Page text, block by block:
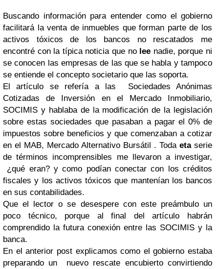
Buscando información para entender como el gobierno
facilitará la venta de inmuebles que forman parte de los
activos tóxicos de los bancos no rescatados me
encontré con la típica noticia que no lee nadie, porque ni
se conocen las empresas de las que se habla y tampoco
se entiende el concepto societario que las soporta.
El artículo se refería a las Sociedades Anónimas
Cotizadas de Inversión en el Mercado Inmobiliario,
SOCIMIS y hablaba de la modificación de la legislación
sobre estas sociedades que pasaban a pagar el 0% de
impuestos sobre beneficios y que comenzaban a cotizar
en el MAB, Mercado Alternativo Bursátil . Toda etaserie
de términos incomprensibles me llevaron a investigar,
¿qué eran? y como podían conectar con los créditos
fiscales y los activos tóxicos que mantenían los bancos
en sus contabilidades.
Que el lector o se desespere con este preámbulo un
poco técnico, porque al final del artículo habrán
comprendido la futura conexión entre las SOCIMIS y la
banca.
En el anterior post explicamos como el gobierno estaba
preparando un nuevo rescate encubierto convirtiendo